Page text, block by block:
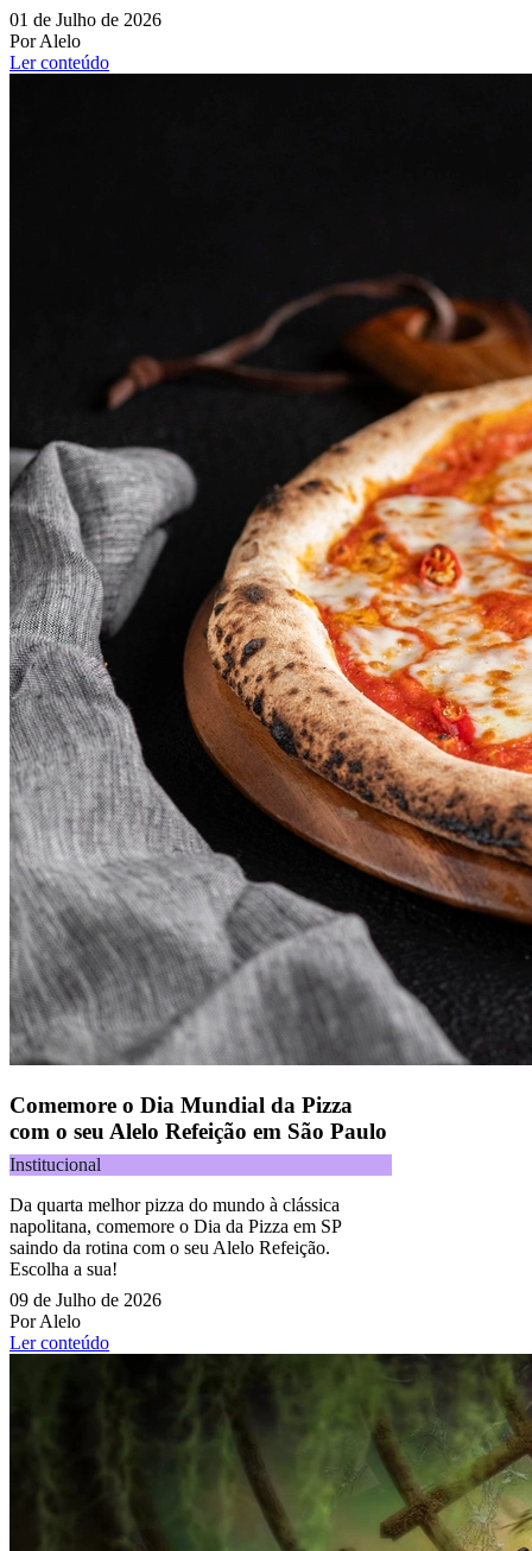
01 de Julho de 2026
Por Alelo
Ler conteúdo
Comemore o Dia Mundial da Pizza
com o seu Alelo Refeição em São Paulo
Institucional
Da quarta melhor pizza do mundo à clássica
napolitana, comemore o Dia da Pizza em SP
saindo da rotina com o seu Alelo Refeição.
Escolha a sua!
09 de Julho de 2026
Por Alelo
Ler conteúdo